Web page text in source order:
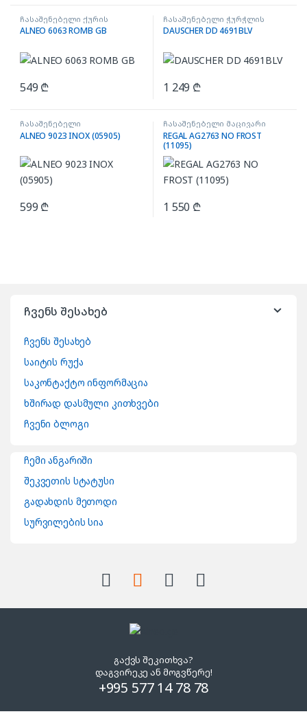
ჩასაშენებელი ქურის
ზედაპირი
ALNEO 6063 ROMB GB
549 ₾
ჩასაშენებელი ჭურჭლის
სარეცხი მანქანა
DAUSCHER DD 4691BLV
1 249 ₾
ჩასაშენებელი
მიკროტალღური ღუმელი
ALNEO 9023 INOX (05905)
599 ₾
ჩასაშენებელი მაცივარი
REGAL AG2763 NO FROST
(11095)
1 550 ₾
ჩვენს შესახებ
ჩვენს შესახებ
საიტის რუქა
საკონტაქტო ინფორმაცია
ხშირად დასმული კითხვები
ჩვენი ბლოგი
ჩემი ანგარიში
შეკვეთის სტატუსი
გადახდის მეთოდი
სურვილების სია
გაქვს შეკითხვა?
დაგვირეკე ან მოგვწერე!
+995 577 14 78 78